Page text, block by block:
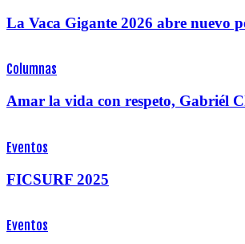
La Vaca Gigante 2026 abre nuevo
Columnas
Amar la vida con respeto, Gabriél
Eventos
FICSURF 2025
Eventos